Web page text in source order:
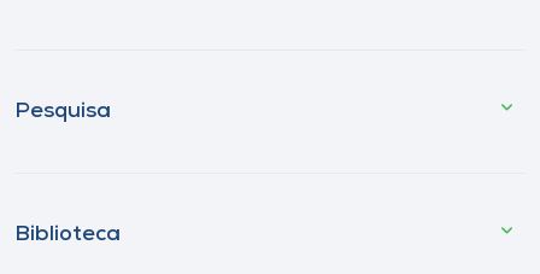
Pesquisa
Biblioteca